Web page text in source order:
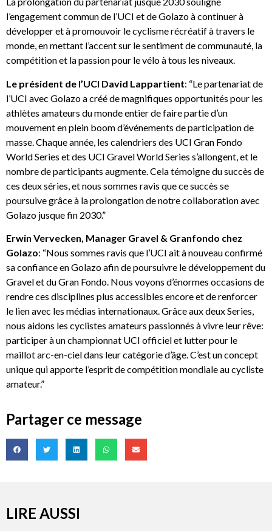
l’engagement commun de l’UCI et de Golazo à continuer à
développer et à promouvoir le cyclisme récréatif à travers le
monde, en mettant l’accent sur le sentiment de communauté, la
compétition et la passion pour le vélo à tous les niveaux.
Le président de l’UCI David Lappartient: “Le partenariat de
l’UCI avec Golazo a créé de magnifiques opportunités pour les
athlètes amateurs du monde entier de faire partie d’un
mouvement en plein boom d’événements de participation de
masse. Chaque année, les calendriers des UCI Gran Fondo
World Series et des UCI Gravel World Series s’allongent, et le
nombre de participants augmente. Cela témoigne du succès de
ces deux séries, et nous sommes ravis que ce succès se
poursuive grâce à la prolongation de notre collaboration avec
Golazo jusque fin 2030.”
Erwin Vervecken, Manager Gravel & Granfondo chez
Golazo: “Nous sommes ravis que l’UCI ait à nouveau confirmé
sa confiance en Golazo afin de poursuivre le développement du
Gravel et du Gran Fondo. Nous voyons d’énormes occasions de
rendre ces disciplines plus accessibles encore et de renforcer
le lien avec les médias internationaux. Grâce aux deux Series,
nous aidons les cyclistes amateurs passionnés à vivre leur rêve:
participer à un championnat UCI officiel et lutter pour le
maillot arc-en-ciel dans leur catégorie d’âge. C’est un concept
unique qui apporte l’esprit de compétition mondiale au cycliste
amateur.”
Partager ce message
LIRE AUSSI